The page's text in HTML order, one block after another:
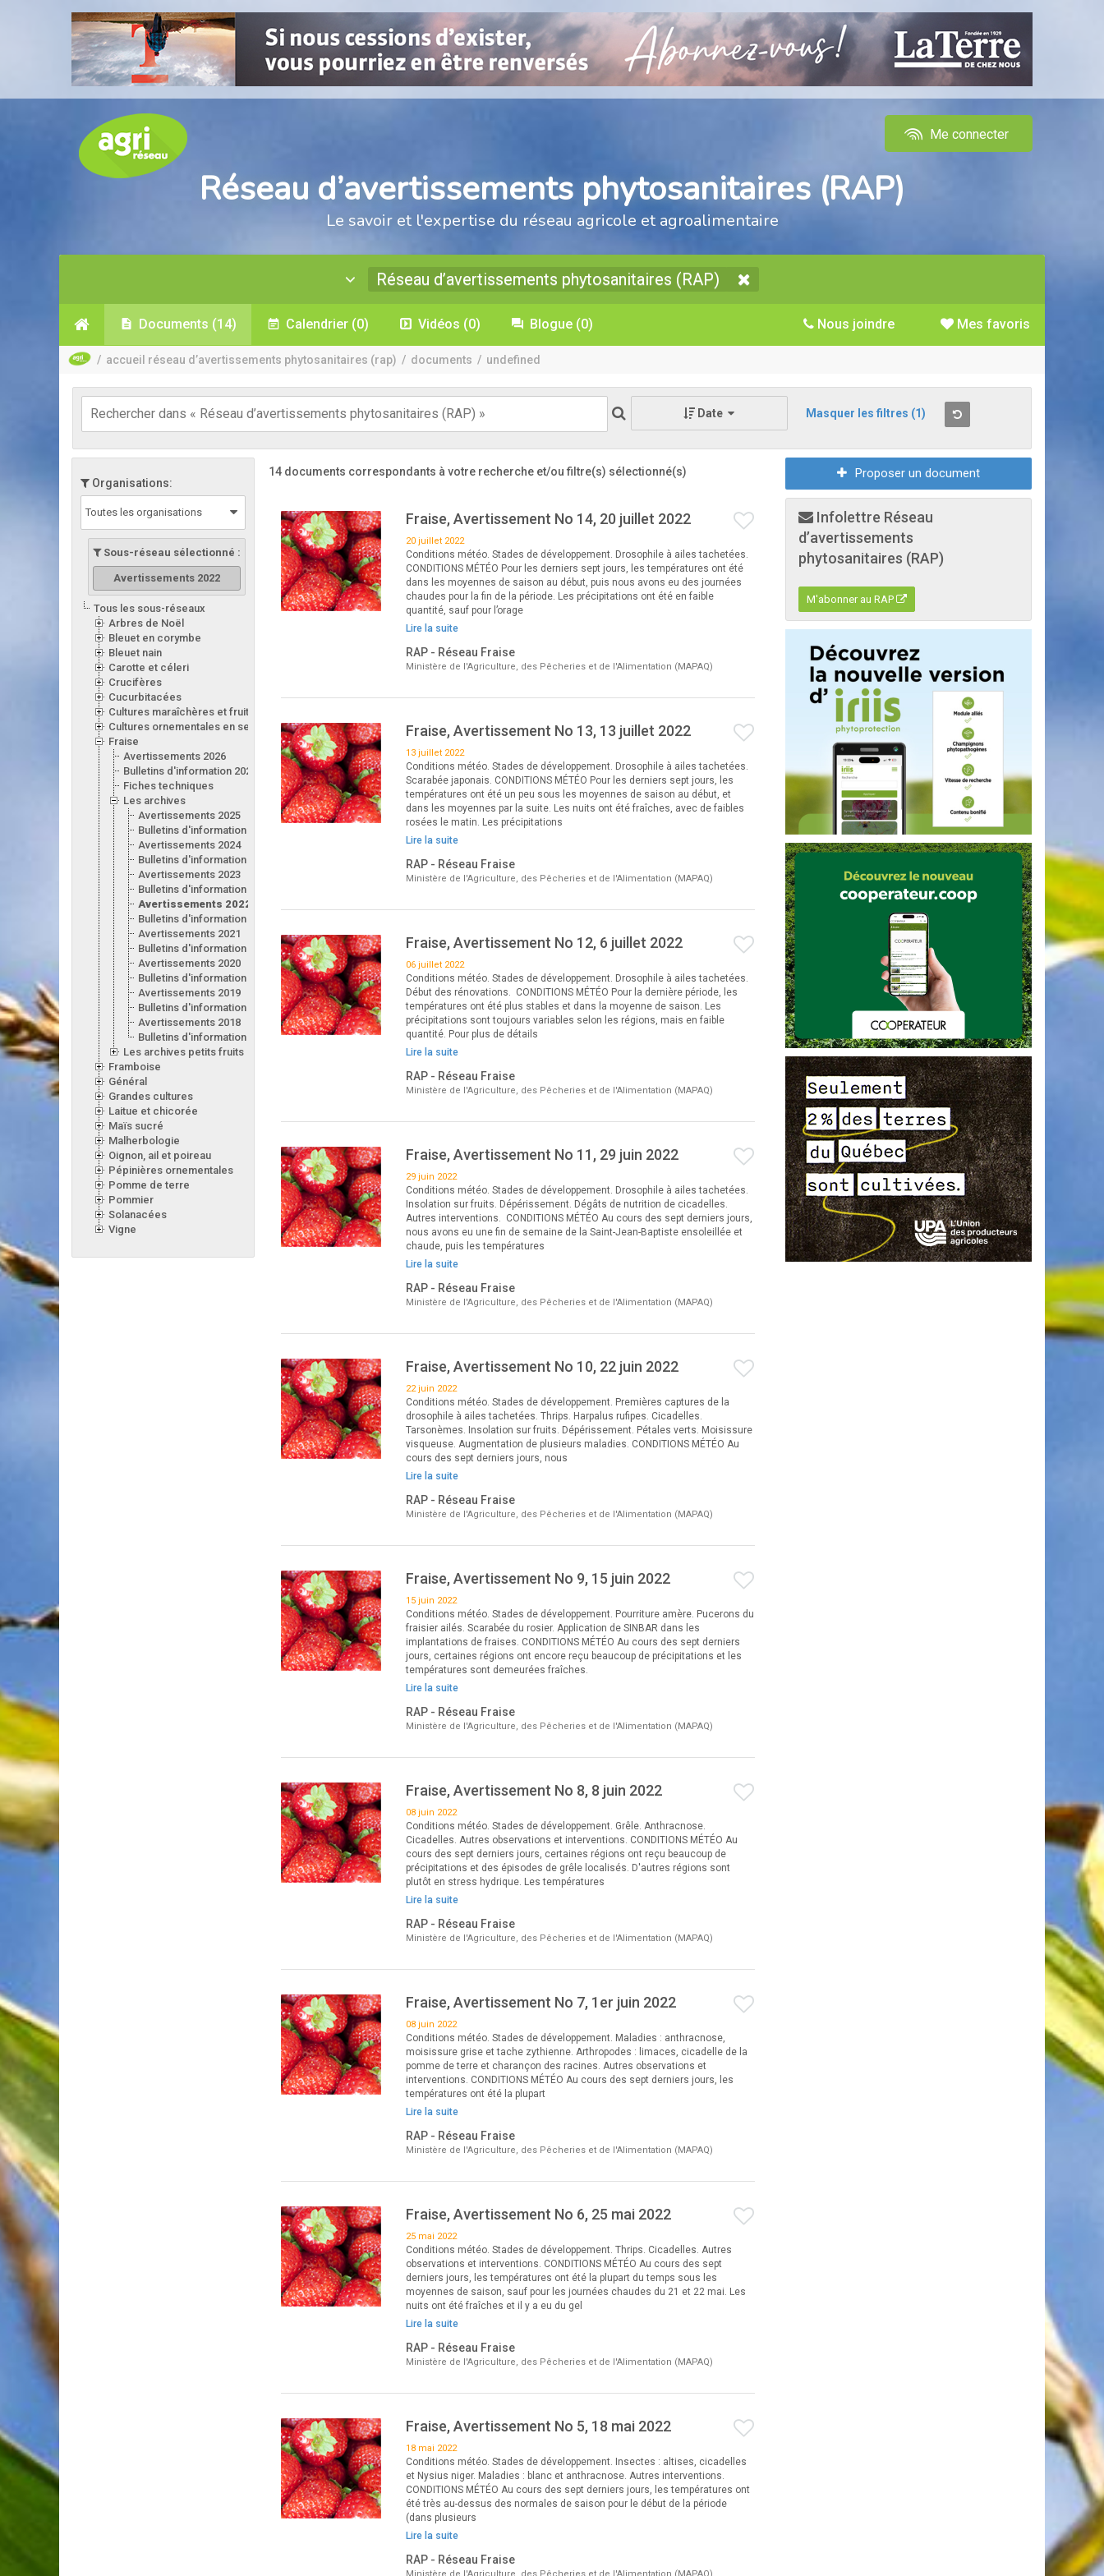
Me connecter
Réseau d’avertissements phytosanitaires (RAP)
Le savoir et l'expertise du réseau agricole et agroalimentaire
Réseau d’avertissements phytosanitaires (RAP)
Documents (14) Calendrier (0) Vidéos (0) Blogue (0) Mes favoris
Nous joindre
/ accueil réseau d’avertissements phytosanitaires (rap) / documents / undefined
Date Masquer les filtres (1)
Organisations:
Toutes les organisations
Sous-réseau sélectionné :
Avertissements 2022
Tous les sous-réseaux
Arbres de Noël
Bleuet en corymbe
Bleuet nain
Carotte et céleri
Crucifères
Cucurbitacées
Cultures maraîchères et fruitières en serre
Cultures ornementales en serre
Fraise
Avertissements 2026
Bulletins d'information 2026
Fiches techniques
Les archives
Avertissements 2025
Bulletins d'information 2025
Avertissements 2024
Bulletins d'information 2024
Avertissements 2023
Bulletins d'information 2023
Avertissements 2022
Bulletins d'information 2022
Avertissements 2021
Bulletins d'information 2021
Avertissements 2020
Bulletins d'information 2020
Avertissements 2019
Bulletins d'information 2019
Avertissements 2018
Bulletins d'information 2018
Les archives petits fruits
Framboise
Général
Grandes cultures
Laitue et chicorée
Maïs sucré
Malherbologie
Oignon, ail et poireau
Pépinières ornementales
Pomme de terre
Pommier
Solanacées
Vigne
14 documents correspondants à votre recherche et/ou filtre(s) sélectionné(s)
Fraise, Avertissement No 14, 20 juillet 2022
20 juillet 2022
Conditions météo. Stades de développement. Drosophile à ailes tachetées.
CONDITIONS MÉTÉO Pour les derniers sept jours, les températures ont été
dans les moyennes de saison au début, puis nous avons eu des journées
chaudes pour la fin de la période. Les précipitations ont été en faible
quantité, sauf pour l’orage
Lire la suite
RAP - Réseau Fraise
Ministère de l'Agriculture, des Pêcheries et de l'Alimentation (MAPAQ)
Fraise, Avertissement No 13, 13 juillet 2022
13 juillet 2022
Conditions météo. Stades de développement. Drosophile à ailes tachetées.
Scarabée japonais. CONDITIONS MÉTÉO Pour les derniers sept jours, les
températures ont été un peu sous les moyennes de saison au début, et
dans les moyennes par la suite. Les nuits ont été fraîches, avec de faibles
rosées le matin. Les précipitations
Lire la suite
RAP - Réseau Fraise
Ministère de l'Agriculture, des Pêcheries et de l'Alimentation (MAPAQ)
Fraise, Avertissement No 12, 6 juillet 2022
06 juillet 2022
Conditions météo. Stades de développement. Drosophile à ailes tachetées.
Début des rénovations. CONDITIONS MÉTÉO Pour la dernière période, les
températures ont été plus stables et dans la moyenne de saison. Les
précipitations sont toujours variables selon les régions, mais en faible
quantité. Pour plus de détails
Lire la suite
RAP - Réseau Fraise
Ministère de l'Agriculture, des Pêcheries et de l'Alimentation (MAPAQ)
Fraise, Avertissement No 11, 29 juin 2022
29 juin 2022
Conditions météo. Stades de développement. Drosophile à ailes tachetées.
Insolation sur fruits. Dépérissement. Dégâts de nutrition de cicadelles.
Autres interventions. CONDITIONS MÉTÉO Au cours des sept derniers jours,
nous avons eu une fin de semaine de la Saint-Jean-Baptiste ensoleillée et
chaude, puis les températures
Lire la suite
RAP - Réseau Fraise
Ministère de l'Agriculture, des Pêcheries et de l'Alimentation (MAPAQ)
Fraise, Avertissement No 10, 22 juin 2022
22 juin 2022
Conditions météo. Stades de développement. Premières captures de la
drosophile à ailes tachetées. Thrips. Harpalus rufipes. Cicadelles.
Tarsonèmes. Insolation sur fruits. Dépérissement. Pétales verts. Moisissure
visqueuse. Augmentation de plusieurs maladies. CONDITIONS MÉTÉO Au
cours des sept derniers jours, nous
Lire la suite
RAP - Réseau Fraise
Ministère de l'Agriculture, des Pêcheries et de l'Alimentation (MAPAQ)
Fraise, Avertissement No 9, 15 juin 2022
15 juin 2022
Conditions météo. Stades de développement. Pourriture amère. Pucerons du
fraisier ailés. Scarabée du rosier. Application de SINBAR dans les
implantations de fraises. CONDITIONS MÉTÉO Au cours des sept derniers
jours, certaines régions ont encore reçu beaucoup de précipitations et les
températures sont demeurées fraîches.
Lire la suite
RAP - Réseau Fraise
Ministère de l'Agriculture, des Pêcheries et de l'Alimentation (MAPAQ)
Fraise, Avertissement No 8, 8 juin 2022
08 juin 2022
Conditions météo. Stades de développement. Grêle. Anthracnose.
Cicadelles. Autres observations et interventions. CONDITIONS MÉTÉO Au
cours des sept derniers jours, certaines régions ont reçu beaucoup de
précipitations et des épisodes de grêle localisés. D'autres régions sont
plutôt en stress hydrique. Les températures
Lire la suite
RAP - Réseau Fraise
Ministère de l'Agriculture, des Pêcheries et de l'Alimentation (MAPAQ)
Fraise, Avertissement No 7, 1er juin 2022
08 juin 2022
Conditions météo. Stades de développement. Maladies : anthracnose,
moisissure grise et tache zythienne. Arthropodes : limaces, cicadelle de la
pomme de terre et charançon des racines. Autres observations et
interventions. CONDITIONS MÉTÉO Au cours des sept derniers jours, les
températures ont été la plupart
Lire la suite
RAP - Réseau Fraise
Ministère de l'Agriculture, des Pêcheries et de l'Alimentation (MAPAQ)
Fraise, Avertissement No 6, 25 mai 2022
25 mai 2022
Conditions météo. Stades de développement. Thrips. Cicadelles. Autres
observations et interventions. CONDITIONS MÉTÉO Au cours des sept
derniers jours, les températures ont été la plupart du temps sous les
moyennes de saison, sauf pour les journées chaudes du 21 et 22 mai. Les
nuits ont été fraîches et il y a eu du gel
Lire la suite
RAP - Réseau Fraise
Ministère de l'Agriculture, des Pêcheries et de l'Alimentation (MAPAQ)
Fraise, Avertissement No 5, 18 mai 2022
18 mai 2022
Conditions météo. Stades de développement. Insectes : altises, cicadelles
et Nysius niger. Maladies : blanc et anthracnose. Autres interventions.
CONDITIONS MÉTÉO Au cours des sept derniers jours, les températures ont
été très au-dessus des normales de saison pour le début de la période
(dans plusieurs
Lire la suite
RAP - Réseau Fraise
Proposer un document
Infolettre Réseau
d’avertissements
phytosanitaires (RAP)
M'abonner au RAP